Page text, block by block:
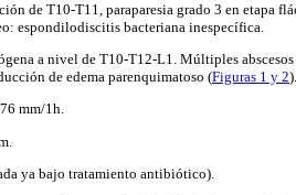
de T10-T11, paraparesia grado 3 en etapa
espondilodiscitis bacteriana inespecífica.
a nivel de T10-T12-L1. Múltiples
de edema parenquimatoso (Figuras 1 y 2
mm/1h.
ya bajo tratamiento antibiótico).